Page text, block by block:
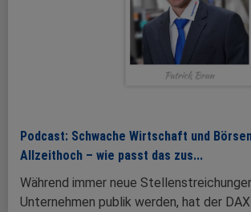
Podcast: Schwache Wirtschaft und
Allzeithoch – wie passt das zus...
Während immer neue
Unternehmen publik werden, hat der